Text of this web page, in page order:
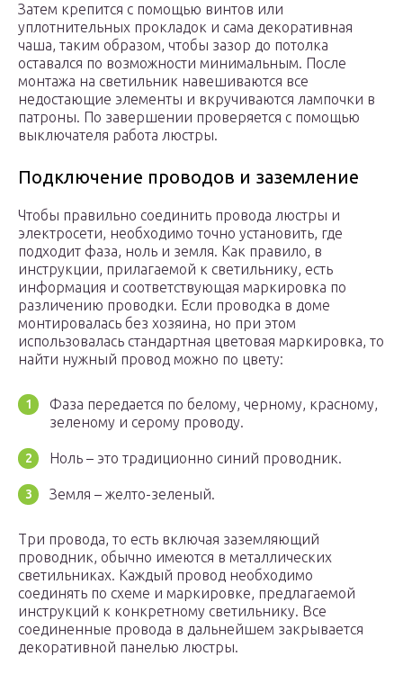
Затем крепится с помощью винтов или
уплотнительных прокладок и сама декоративная
чаша, таким образом, чтобы зазор до потолка
оставался по возможности минимальным. После
монтажа на светильник навешиваются все
недостающие элементы и вкручиваются лампочки в
патроны. По завершении проверяется с помощью
выключателя работа люстры.
Подключение проводов и заземление
Чтобы правильно соединить провода люстры и
электросети, необходимо точно установить, где
подходит фаза, ноль и земля. Как правило, в
инструкции, прилагаемой к светильнику, есть
информация и соответствующая маркировка по
различению проводки. Если проводка в доме
монтировалась без хозяина, но при этом
использовалась стандартная цветовая маркировка, то
найти нужный провод можно по цвету:
Фаза передается по белому, черному, красному,
зеленому и серому проводу.
Ноль – это традиционно синий проводник.
Земля – желто-зеленый.
Три провода, то есть включая заземляющий
проводник, обычно имеются в металлических
светильниках. Каждый провод необходимо
соединять по схеме и маркировке, предлагаемой
инструкций к конкретному светильнику. Все
соединенные провода в дальнейшем закрывается
декоративной панелью люстры.